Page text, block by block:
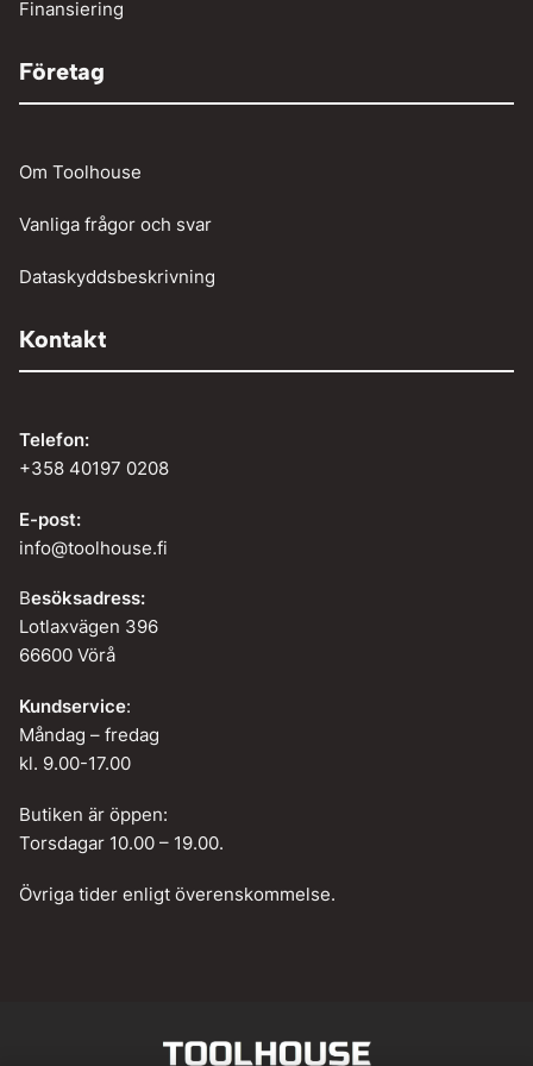
Finansiering
Företag
Om Toolhouse
Vanliga frågor och svar
Dataskyddsbeskrivning
Kontakt
Telefon:
+358 40197 0208
E-post:
info@toolhouse.fi
Besöksadress:
Lotlaxvägen 396
66600 Vörå
Kundservice:
Måndag – fredag
kl. 9.00-17.00
Butiken är öppen:
Torsdagar 10.00 – 19.00.
Övriga tider enligt överenskommelse.